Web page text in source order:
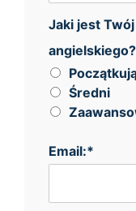
Jaki jest
Jaki jest
Średni
Email:*